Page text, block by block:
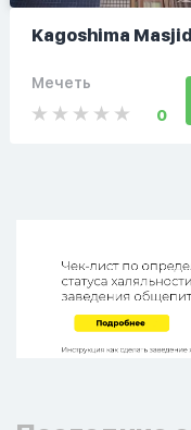
Kagoshima Masjid
Мечеть
0